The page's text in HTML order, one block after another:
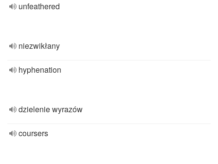
unfeathered
niezwikłany
hyphenation
dzielenie wyrazów
coursers